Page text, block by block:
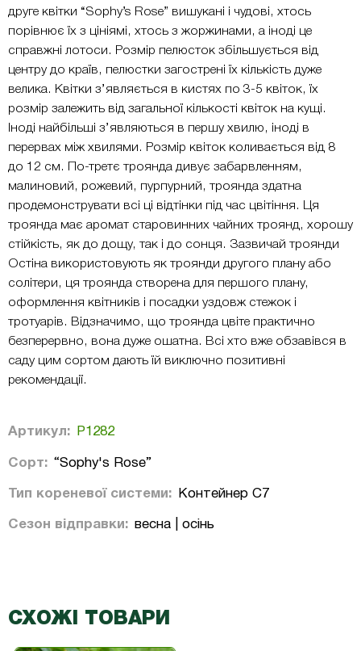
друге квітки “Sophy’s Rose” вишукані і чудові, хтось
порівнює їх з цініямі, хтось з жоржинами, а іноді це
справжні лотоси. Розмір пелюсток збільшується від
центру до країв, пелюстки загострені їх кількість дуже
велика. Квітки з’являється в кистях по 3-5 квіток, їх
розмір залежить від загальної кількості квіток на кущі.
Іноді найбільші з’являються в першу хвилю, іноді в
перервах між хвилями. Розмір квіток коливається від 8
до 12 см. По-третє троянда дивує забарвленням,
малиновий, рожевий, пурпурний, троянда здатна
продемонструвати всі ці відтінки під час цвітіння. Ця
троянда має аромат старовинних чайних троянд, хорошу
стійкість, як до дощу, так і до сонця. Зазвичай троянди
Остіна використовують як троянди другого плану або
солітери, ця троянда створена для першого плану,
оформлення квітників і посадки уздовж стежок і
тротуарів. Відзначимо, що троянда цвіте практично
безперервно, вона дуже ошатна. Всі хто вже обзавівся в
саду цим сортом дають їй виключно позитивні
рекомендації.
Артикул: Р1282
Сорт: “Sophy's Rose”
Тип кореневої системи: Контейнер С7
Сезон відправки: весна | осінь
СХОЖІ ТОВАРИ